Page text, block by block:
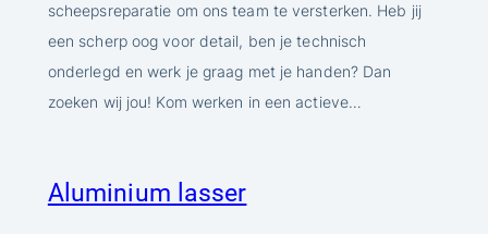
scheepsreparatie om ons team te versterken. Heb jij
een scherp oog voor detail, ben je technisch
onderlegd en werk je graag met je handen? Dan
zoeken wij jou! Kom werken in een actieve…
Aluminium lasser